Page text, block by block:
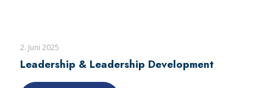
2. Juni 2025
Leadership & Leadership Development